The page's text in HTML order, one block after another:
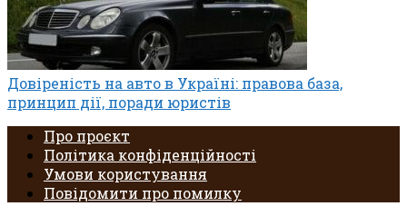
Довіреність на авто в Україні: правова база,
принцип дії, поради юристів
Про проєкт
Політика конфіденційності
Умови користування
Повідомити про помилку